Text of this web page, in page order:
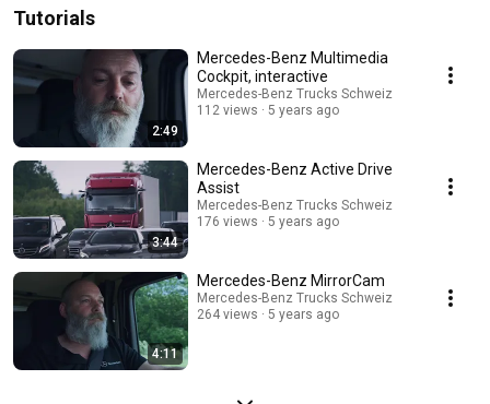
Tutorials
2:49
Mercedes-Benz Multimedia
Cockpit, interactive
Mercedes-Benz Trucks Schweiz
112 views
5 years ago
3:44
Mercedes-Benz Active Drive
Assist
Mercedes-Benz Trucks Schweiz
176 views
5 years ago
4:11
Mercedes-Benz MirrorCam
Mercedes-Benz Trucks Schweiz
264 views
5 years ago